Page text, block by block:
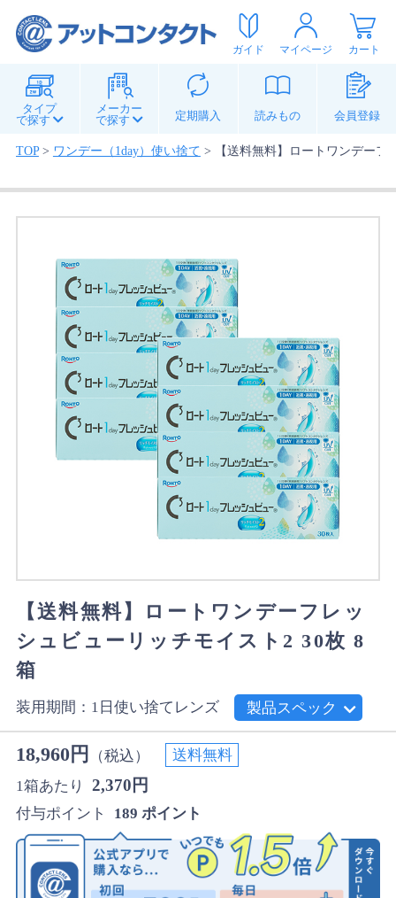
ガイド マイページ カート
タイプ
で探す
メーカー
で探す
定期購入 読みもの 会員登録
TOP> ワンデー（1day）使い捨て > 【送料無料】ロートワンデー
【送料無料】ロートワンデーフレッ
シュビューリッチモイスト2 30枚 8
箱
装用期間：1日使い捨てレンズ 製品スペック
18,960円 （税込）
送料無料
1箱あたり
2,370円
付与ポイント 189 ポイント